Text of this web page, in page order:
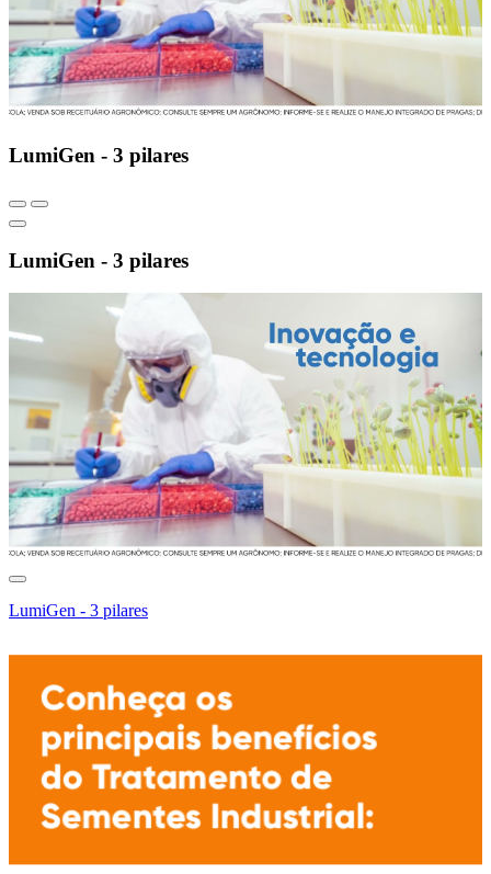
LumiGen - 3 pilares
LumiGen - 3 pilares
LumiGen - 3 pilares